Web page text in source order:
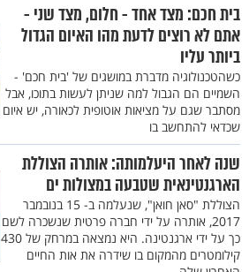
בית חכם: מצד אחד - חלום, מצד שני -
אתם לא רוצים לדעת מהו האיום הגדול
ביותר עליו
כשהטכנולוגיה מדברת במושגים של 'בית חכם' -
השמיים הם הגבול למה שניתן לעשות בתוכו, אבל
מסתבר שגם על מציאות אוטופית לכאורה, יש איום
שכדאי להתחשב בו
שנה לאחר היעלמותה: אותרה הצוללת
הארגנטינאית שטבעה במצולות ים
הצוללת "סאן חואן", שנעלמה ב- 15 בנובמבר
2017, אותרה על ידי חברה פרטית שנשכרה לשם
כך על ידי ארגנטינה. היא נמצאה במרחק של 430
קילומטרים מהמקום בו שידרה את אות החיים